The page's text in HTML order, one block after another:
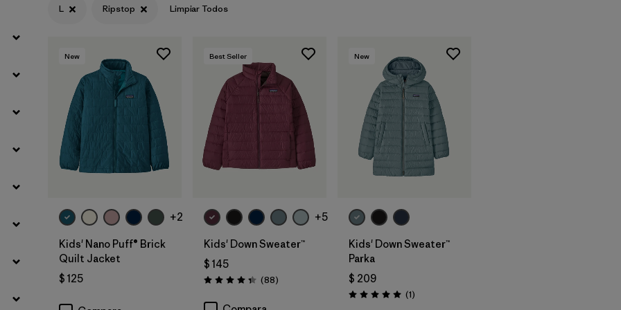
Filtrar por
Materials & Fabric
Filtrar por
Kids
Filtrar por
Warmth Index
L Ripstop Limpiar Todos
New
+2
Kids' Nano Puff® Brick
Quilt Jacket
$ 125
Best Seller
+5
Kids' Down Sweater™
$ 145
Valoración: 4.3 / 5
(88Comentarios
)
New
Kids' Down Sweater™
Parka
$ 209
Valoración: 5.0 / 5
(1Comentarios
)